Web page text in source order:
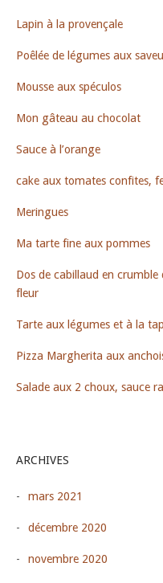
Lapin à la provençale
Poêlée de légumes aux
Mousse aux spéculos
Mon gâteau au chocolat
Sauce à l’orange
cake aux tomates confites,
Meringues
Ma tarte fine aux pommes
Dos de cabillaud en crumble
fleur
Tarte aux légumes et à la
Pizza Margherita aux
Salade aux 2 choux, sauce
ARCHIVES
mars 2021
décembre 2020
novembre 2020